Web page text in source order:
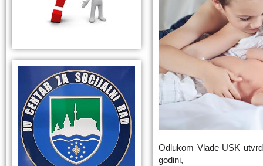
Odlukom Vlade USK
godini,